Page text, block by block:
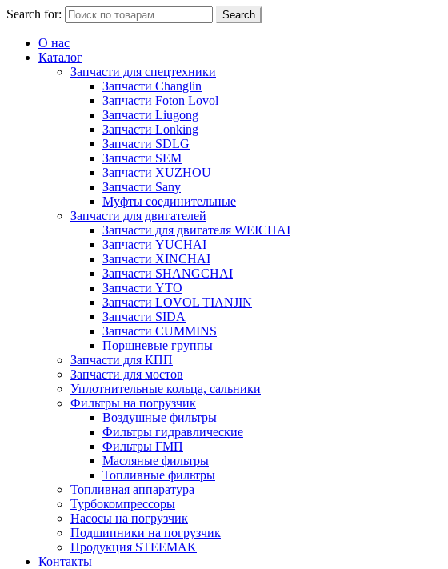
Search for: Search
О нас
Каталог
Запчасти для спецтехники
Запчасти Changlin
Запчасти Foton Lovol
Запчасти Liugong
Запчасти Lonking
Запчасти SDLG
Запчасти SEM
Запчасти XUZHOU
Запчасти Sany
Муфты соединительные
Запчасти для двигателей
Запчасти для двигателя WEICHAI
Запчасти YUCHAI
Запчасти XINCHAI
Запчасти SHANGCHAI
Запчасти YTO
Запчасти LOVOL TIANJIN
Запчасти SIDA
Запчасти CUMMINS
Поршневые группы
Запчасти для КПП
Запчасти для мостов
Уплотнительные кольца, сальники
Фильтры на погрузчик
Воздушные фильтры
Фильтры гидравлические
Фильтры ГМП
Масляные фильтры
Топливные фильтры
Топливная аппаратура
Турбокомпрессоры
Насосы на погрузчик
Подшипники на погрузчик
Продукция STEEMAK
Контакты